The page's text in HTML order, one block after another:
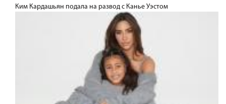
Ким Кардашьян подала на развод с Канье Уэстом